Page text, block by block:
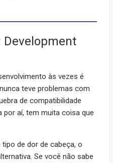
Development
às vezes é
teve problemas com
de compatibilidade
por aí, tem muita coisa que
de dor de cabeça, o
Se você não sabe